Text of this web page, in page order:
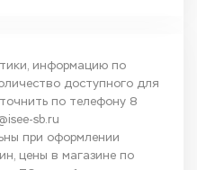
информацию по
доступного для
по телефону 8
sb.ru
при оформлении
цены в магазине по